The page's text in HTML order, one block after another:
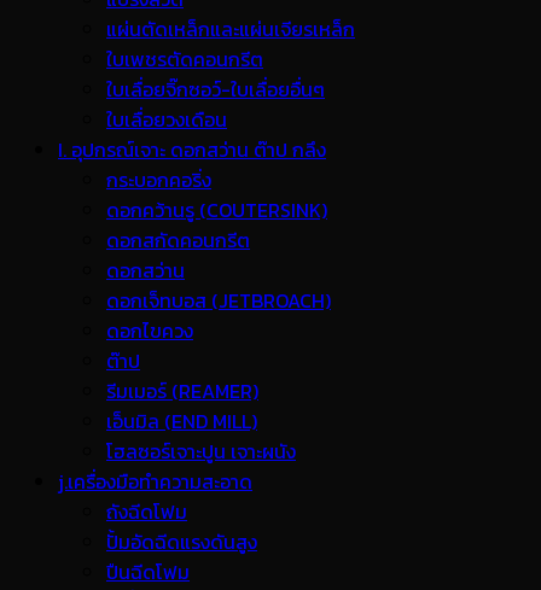
แผ่นตัดเหล็กและแผ่นเจียรเหล็ก
ใบเพชรตัดคอนกรีต
ใบเลื่อยจิ๊กซอว์-ใบเลื่อยอื่นๆ
ใบเลื่อยวงเดือน
I. อุปกรณ์เจาะ ดอกสว่าน ต๊าป กลึง
กระบอกคอริ่ง
ดอกคว้านรู (COUTERSINK)
ดอกสกัดคอนกรีต
ดอกสว่าน
ดอกเจ็ทบอส (JETBROACH)
ดอกไขควง
ต๊าป
รีมเมอร์ (REAMER)
เอ็นมิล (END MILL)
โฮลซอร์เจาะปูน เจาะผนัง
j.เครื่องมือทำความสะอาด
ถังฉีดโฟม
ปั้มอัดฉีดแรงดันสูง
ปืนฉีดโฟม